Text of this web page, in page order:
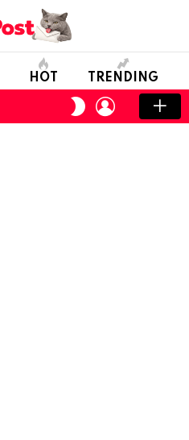
HOT TRENDING
SWITCH
SKIN
LOGIN